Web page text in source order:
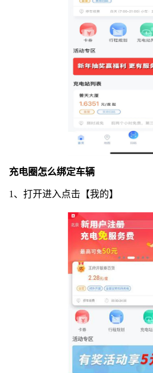
充电圈怎么绑定车辆
1、打开进入点击【我的】